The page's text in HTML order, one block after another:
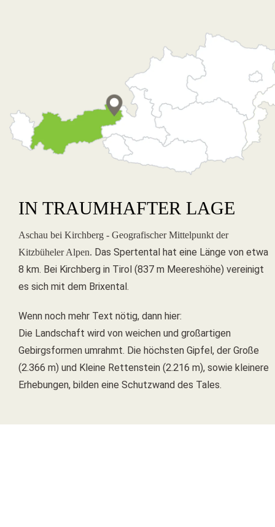
IN TRAUMHAFTER LAGE
Aschau bei Kirchberg - Geografischer Mittelpunkt der
Kitzbüheler Alpen. Das Spertental hat eine Länge von etwa
8 km. Bei Kirchberg in Tirol (837 m Meereshöhe) vereinigt
es sich mit dem Brixental.
Wenn noch mehr Text nötig, dann hier:
Die Landschaft wird von weichen und großartigen
Gebirgsformen umrahmt. Die höchsten Gipfel, der Große
(2.366 m) und Kleine Rettenstein (2.216 m), sowie kleinere
Erhebungen, bilden eine Schutzwand des Tales.